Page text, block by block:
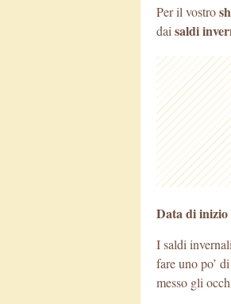
Per il vostro
dai saldi
Data di inizio
I saldi
fare uno po’
messo gli